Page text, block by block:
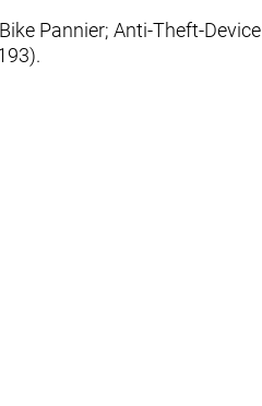
Pannier; Anti-Theft-Device